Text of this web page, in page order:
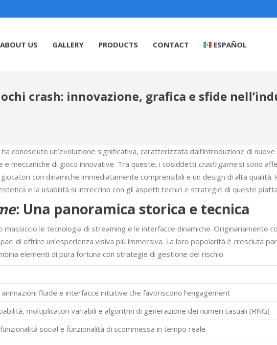
ABOUT US GALLERY PRODUCTS CONTACT ESPAÑOL
crash: innovazione, grafica e sfide
conosciuto un’evoluzione significativa, caratterizzata dall’introduzione di
meccaniche di gioco innovative. Tra queste, i cosiddetti crash gamesi sono
con dinamiche immediatamente comprensibili e un design di alta
e la usabilità si intreccino con gli aspetti tecnici e strategici di queste
: Una panoramica storica e tecnica
le tecnologia di streaming e le interfacce dinamiche. Originariamente
di offrire un’esperienza visiva più immersiva. La loro popolarità è cresciuta
elementi di pura fortuna con strategie di gestione del rischio.
fluide e interfacce intuitive che favoriscono l’engagement
moltiplicatori variabili e algoritmi di generazione dei numeri casuali (RNG)
social e funzionalità di scommessa in tempo reale